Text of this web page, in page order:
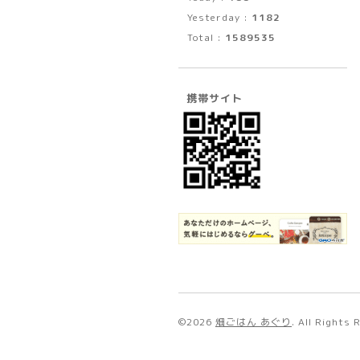
Yesterday : 1182
Total : 1589535
携帯サイト
©2026 畑ごはん あぐり . All Rights